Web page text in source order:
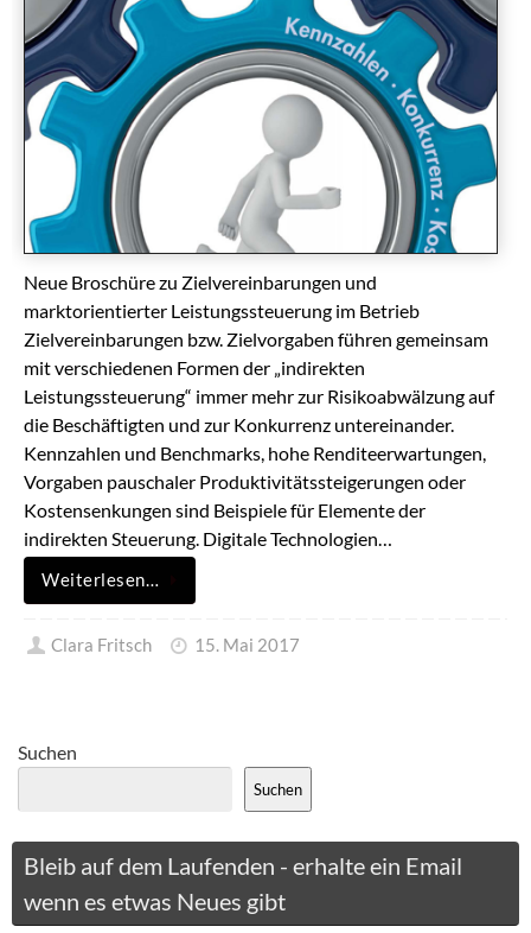
Neue Broschüre zu Zielvereinbarungen und
marktorientierter Leistungssteuerung im Betrieb
Zielvereinbarungen bzw. Zielvorgaben führen gemeinsam
mit verschiedenen Formen der „indirekten
Leistungssteuerung“ immer mehr zur Risikoabwälzung auf
die Beschäftigten und zur Konkurrenz untereinander.
Kennzahlen und Benchmarks, hohe Renditeerwartungen,
Vorgaben pauschaler Produktivitätssteigerungen oder
Kostensenkungen sind Beispiele für Elemente der
indirekten Steuerung. Digitale Technologien…
Weiterlesen…
Clara Fritsch 15. Mai 2017
Suchen
Suchen
Bleib auf dem Laufenden - erhalte ein Email
wenn es etwas Neues gibt